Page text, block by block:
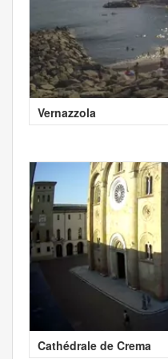
Vernazzola
Cathédrale de Crema